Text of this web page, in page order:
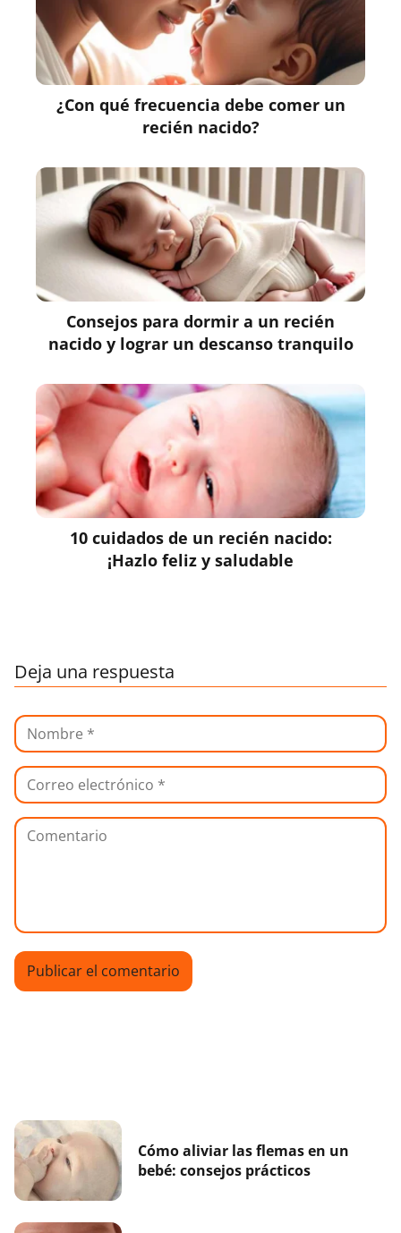
¿Con qué frecuencia debe comer un
recién nacido?
Consejos para dormir a un recién
nacido y lograr un descanso tranquilo
10 cuidados de un recién nacido:
¡Hazlo feliz y saludable
Deja una respuesta
Cómo aliviar las flemas en un
bebé: consejos prácticos